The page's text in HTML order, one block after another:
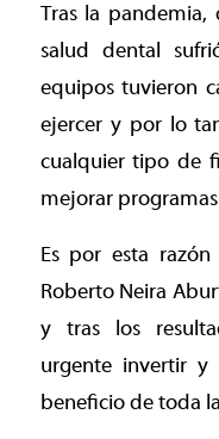
Tras la
salud dental
equipos tuvieron
ejercer y por lo
cualquier tipo de
mejorar
Es por esta
Roberto Neira
y tras los
urgente invertir y
beneficio de toda